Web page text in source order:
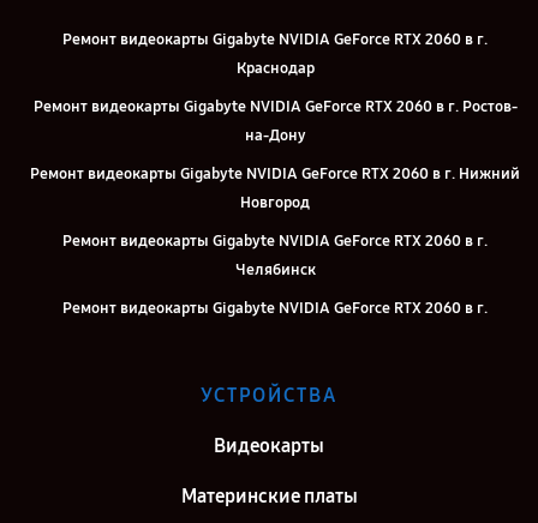
Ремонт видеокарты Gigabyte NVIDIA GeForce RTX 2060 в г.
Краснодар
Ремонт видеокарты Gigabyte NVIDIA GeForce RTX 2060 в г. Ростов-
на-Дону
Ремонт видеокарты Gigabyte NVIDIA GeForce RTX 2060 в г. Нижний
Новгород
Ремонт видеокарты Gigabyte NVIDIA GeForce RTX 2060 в г.
Челябинск
Ремонт видеокарты Gigabyte NVIDIA GeForce RTX 2060 в г.
Воронеж
УСТРОЙСТВА
Видеокарты
Материнские платы